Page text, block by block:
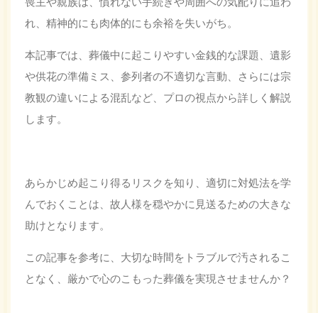
れ、精神的にも肉体的にも余裕を失いがち。
本記事では、葬儀中に起こりやすい金銭的な課題、遺影
や供花の準備ミス、参列者の不適切な言動、さらには宗
教観の違いによる混乱など、プロの視点から詳しく解説
します。
あらかじめ起こり得るリスクを知り、適切に対処法を学
んでおくことは、故人様を穏やかに見送るための大きな
助けとなります。
この記事を参考に、大切な時間をトラブルで汚されるこ
となく、厳かで心のこもった葬儀を実現させませんか？